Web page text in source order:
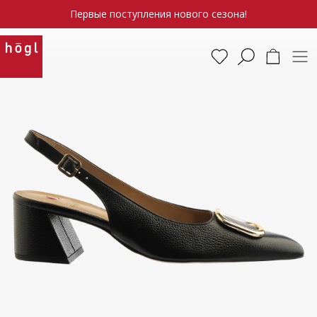
Первые поступления нового сезона!